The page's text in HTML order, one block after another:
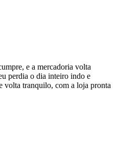
e a mercadoria volta
perdia o dia inteiro indo e
volta tranquilo, com a loja pronta